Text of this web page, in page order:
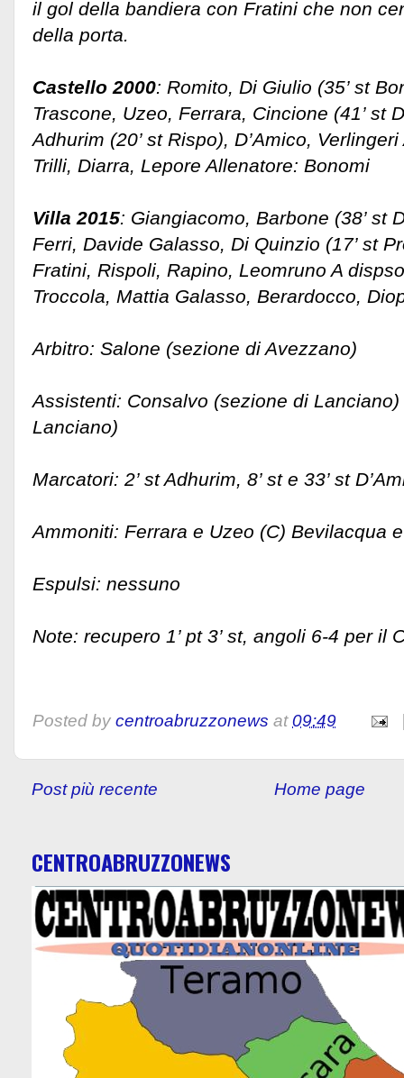
il gol della bandiera con Fratini che non
della porta.
Castello 2000: Romito, Di Giulio (35’ st
Trascone, Uzeo, Ferrara, Cincione (41’ st
Adhurim (20’ st Rispo), D’Amico,
Trilli, Diarra, Lepore Allenatore: Bonomi
Villa 2015: Giangiacomo, Barbone (38’ st
Ferri, Davide Galasso, Di Quinzio (17’ st
Fratini, Rispoli, Rapino, Leomruno A
Troccola, Mattia Galasso, Berardocco,
Arbitro: Salone (sezione di Avezzano)
Assistenti: Consalvo (sezione di Lanciano)
Lanciano)
Marcatori: 2’ st Adhurim, 8’ st e 33’ st
Ammoniti: Ferrara e Uzeo (C) Bevilacqua
Espulsi: nessuno
Note: recupero 1’ pt 3’ st, angoli 6-4 per il
Posted by centroabruzzonews at09:49
Post più recente Home page
CENTROABRUZZONEWS